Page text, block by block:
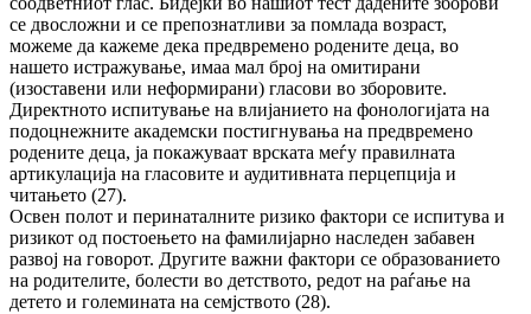
се двосложни и се препознатливи за помлада возраст,
можеме да кажеме дека предвремено родените деца, во
нашето истражување, имаа мал број на омитирани
(изоставени или неформирани) гласови во зборовите.
Директното испитување на влијанието на фонологијата на
подоцнежните академски постигнувања на предвремено
родените деца, ја покажуваат врската меѓу правилната
артикулација на гласовите и аудитивната перцепција и
читањето (27).
Освен полот и перинаталните ризико фактори се испитува и
ризикот од постоењето на фамилијарно наследен забавен
развој на говорот. Другите важни фактори се образованието
на родителите, болести во детството, редот на раѓање на
детето и големината на семјството (28).